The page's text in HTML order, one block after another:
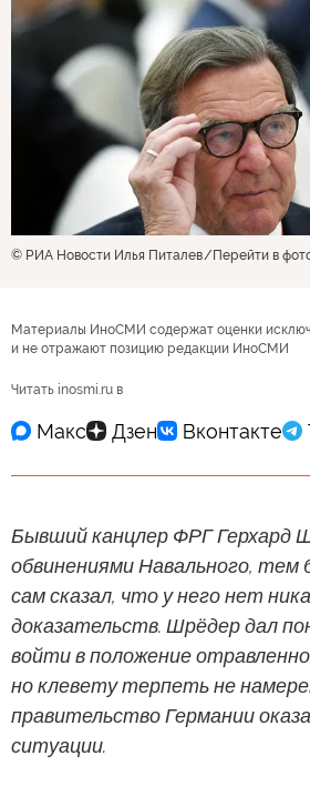
© РИА Новости Илья Питалев Перейти в
Материалы ИноСМИ содержат оценки
и не отражают позицию редакции ИноСМИ
Читать inosmi.ru в
Бывший канцлер ФРГ Герхард
обвинениями Навального,
сам сказал, что у него нет
доказательств. Шрёдер дал
войти в положение
но клевету терпеть не
правительство Германии
ситуации.